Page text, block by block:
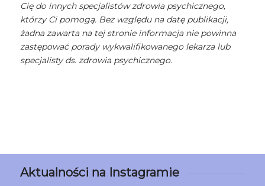
Cię do innych specjalistów zdrowia psychicznego,
którzy Ci pomogą. Bez względu na datę publikacji,
żadna zawarta na tej stronie informacja nie powinna
zastępować porady wykwalifikowanego lekarza lub
specjalisty ds. zdrowia psychicznego.
Aktualności na Instagramie